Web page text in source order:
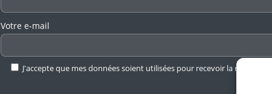
Votre e-mail
J'accepte que mes données soient utilisées pour recevoir la newsletter.